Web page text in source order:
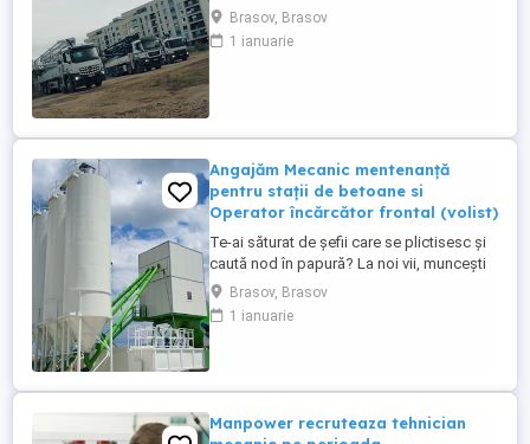
eficiență și întreținerea corectă a utilajului.
Atestate și Permis de Conducere: - Permis
auto: Categoriile C, CE (fără incidente
Brasov, Brasov
1 ianuarie
Angajăm Mecanic mentenanță
pentru stații de betoane si
Operator încărcător frontal (volist)
Te-ai săturat de șefii care se plictisesc și
caută nod în papură? La noi vii, muncești
iar la final de luna pleci cu banii în buzunar!
Ce căutăm: Un om harnic, serios și
punctual nu doctori în științe . Să ai
mai mult ...
Brasov, Brasov
1 ianuarie
Manpower recruteaza tehnician